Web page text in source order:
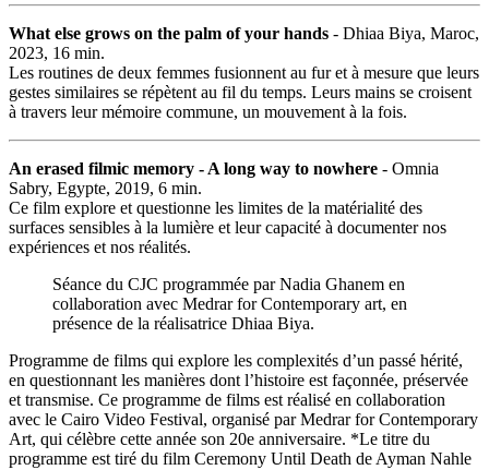
What else grows on the palm of your hands - Dhiaa Biya, Maroc,
2023, 16 min.
Les routines de deux femmes fusionnent au fur et à mesure que leurs
gestes similaires se répètent au fil du temps. Leurs mains se croisent
à travers leur mémoire commune, un mouvement à la fois.
An erased filmic memory - A long way to nowhere - Omnia
Sabry, Egypte, 2019, 6 min.
Ce film explore et questionne les limites de la matérialité des
surfaces sensibles à la lumière et leur capacité à documenter nos
expériences et nos réalités.
Séance du CJC programmée par Nadia Ghanem en
collaboration avec Medrar for Contemporary art, en
présence de la réalisatrice Dhiaa Biya.
Programme de films qui explore les complexités d’un passé hérité,
en questionnant les manières dont l’histoire est façonnée, préservée
et transmise. Ce programme de films est réalisé en collaboration
avec le Cairo Video Festival, organisé par Medrar for Contemporary
Art, qui célèbre cette année son 20e anniversaire. *Le titre du
programme est tiré du film Ceremony Until Death de Ayman Nahle